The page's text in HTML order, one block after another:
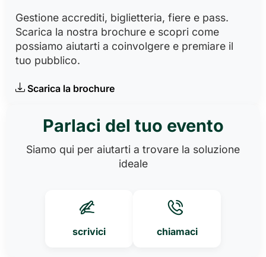
Gestione accrediti, biglietteria, fiere e pass.
Scarica la nostra brochure e scopri come
possiamo aiutarti a coinvolgere e premiare il
tuo pubblico.
Scarica la brochure
Parlaci del tuo evento
Siamo qui per aiutarti a trovare la soluzione
ideale
scrivici chiamaci